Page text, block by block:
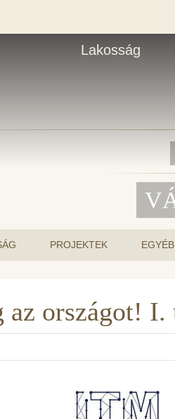
Lakosság
PROJEKTEK
az országot!